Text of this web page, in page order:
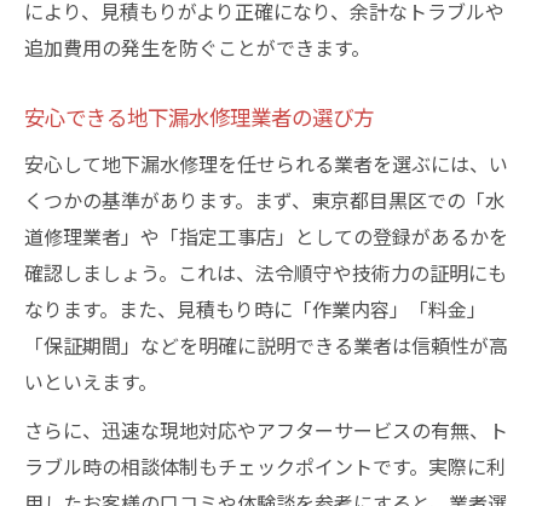
により、見積もりがより正確になり、余計なトラブルや
追加費用の発生を防ぐことができます。
安心できる地下漏水修理業者の選び方
安心して地下漏水修理を任せられる業者を選ぶには、い
くつかの基準があります。まず、東京都目黒区での「水
道修理業者」や「指定工事店」としての登録があるかを
確認しましょう。これは、法令順守や技術力の証明にも
なります。また、見積もり時に「作業内容」「料金」
「保証期間」などを明確に説明できる業者は信頼性が高
いといえます。
さらに、迅速な現地対応やアフターサービスの有無、ト
ラブル時の相談体制もチェックポイントです。実際に利